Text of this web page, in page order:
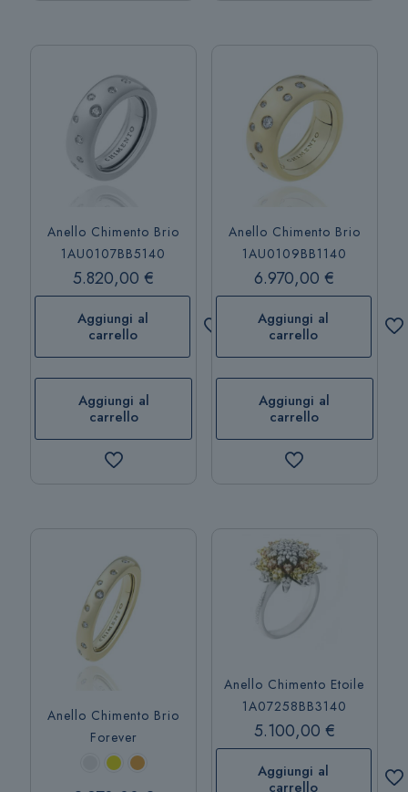
Anello Chimento Brio
1AU0107BB5140
5.820,00€
Aggiungi al
carrello
Aggiungi al
carrello
Anello Chimento Brio
1AU0109BB1140
6.970,00€
Aggiungi al
carrello
Aggiungi al
carrello
Anello Chimento Brio
Forever
Anello Chimento Etoile
1A07258BB3140
5.100,00 €
Aggiungi al
carrello